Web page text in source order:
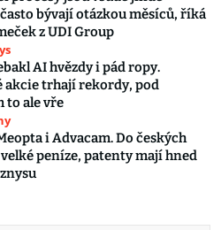
bývají otázkou měsíců, říká
z UDI Group
AI hvězdy i pád ropy.
akcie trhají rekordy, pod
to ale vře
i Advacam. Do českých
peníze, patenty mají hned